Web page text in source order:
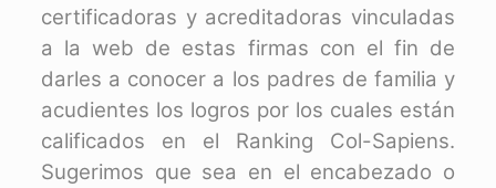
certificadoras y acreditadoras vinculadas
a la web de estas firmas con el fin de
darles a conocer a los padres de familia y
acudientes los logros por los cuales están
calificados en el Ranking Col-Sapiens.
Sugerimos que sea en el encabezado o